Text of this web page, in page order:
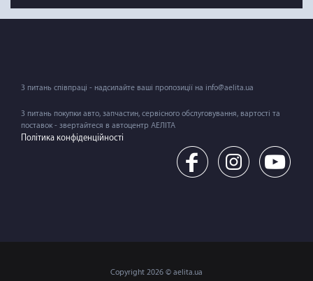
З питань співпраці - надсилайте ваші пропозиції на info@aelita.ua
З питань покупки авто, запчастин, сервісного обслуговування, вартості та
поставок - звертайтеся в автоцентр АЕЛІТА
Політика конфіденційності
Copyright 2026 © aelita.ua